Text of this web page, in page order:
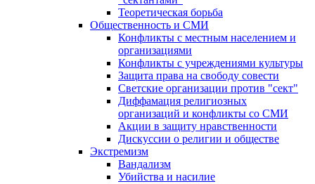
Теоретическая борьба
Общественность и СМИ
Конфликты с местным населением и
организациями
Конфликты с учреждениями культуры
Защита права на свободу совести
Светские организации против "сект"
Диффамация религиозных
организаций и конфликты со СМИ
Акции в защиту нравственности
Дискуссии о религии и обществе
Экстремизм
Вандализм
Убийства и насилие